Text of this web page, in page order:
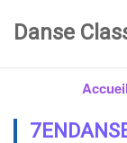
Danse
Accueil